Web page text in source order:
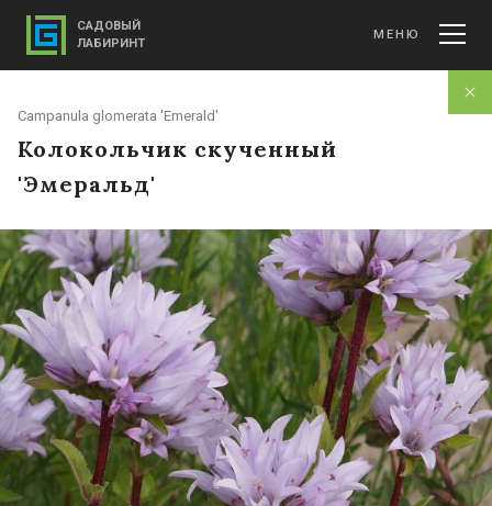
Campanula glomerata 'Emerald'
Колокольчик скученный
'Эмеральд'
САДОВЫЙ
ЛАБИРИНТ
МЕНЮ